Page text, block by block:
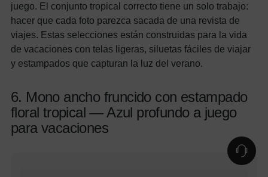
juego. El conjunto tropical correcto tiene un solo trabajo:
hacer que cada foto parezca sacada de una revista de
viajes. Estas selecciones están construidas para la vida
de vacaciones con telas ligeras, siluetas fáciles de viajar
y estampados que capturan la luz del verano.
6. Mono ancho fruncido con estampado
floral tropical — Azul profundo a juego
para vacaciones